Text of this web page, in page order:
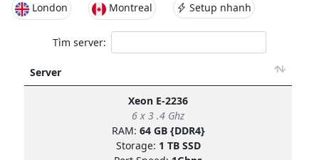
London
Montreal Setup nhanh
Tìm server:
Server
Xeon E-2236
6 x 3 .4 Ghz
RAM: 64 GB {DDR4}
Storage: 1 TB SSD